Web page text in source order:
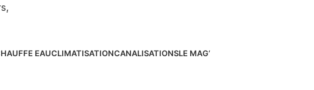
EAUCLIMATISATIONCANALISATIONSLE MAG’